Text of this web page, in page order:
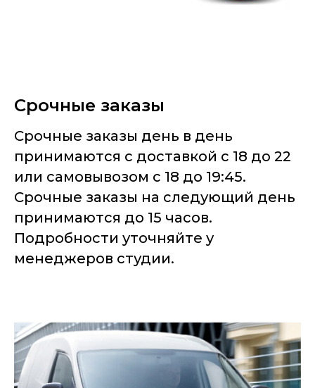
Срочные заказы
Срочные заказы день в день
принимаются с доставкой с 18 до 22
или самовывозом с 18 до 19:45.
Срочные заказы на следующий день
принимаются до 15 часов.
Подробности уточняйте у
менеджеров студии.